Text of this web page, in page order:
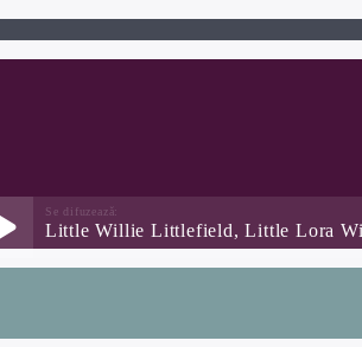
Little Willie Littlefield, Little Lora